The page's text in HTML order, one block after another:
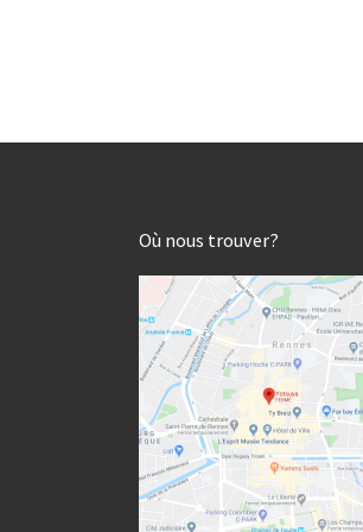
Où nous trouver?